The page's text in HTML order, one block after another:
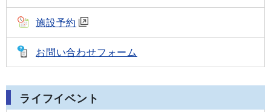
施設予約
お問い合わせフォーム
ライフイベント